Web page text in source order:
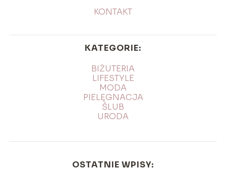
KONTAKT
KATEGORIE:
BIŻUTERIA
LIFESTYLE
MODA
PIELĘGNACJA
ŚLUB
URODA
OSTATNIE WPISY: